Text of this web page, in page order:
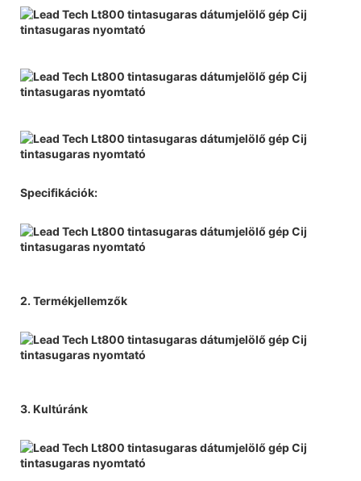
Specifikációk:
2. Termékjellemzők
3. Kultúránk